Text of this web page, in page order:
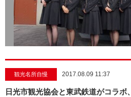
観光名所自慢 2017.08.09 11:37
日光市観光協会と東武鉄道がコラ